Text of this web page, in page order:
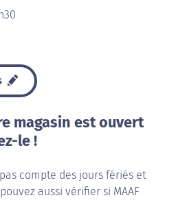
magasin est ouvert
le !
compte des jours fériés et
aussi vérifier si MAAF